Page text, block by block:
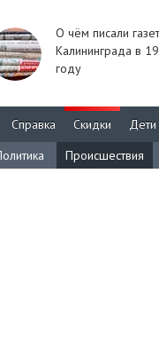
О чём писали
Калининграда в
году
Справка Скидки Дети
Происшествия